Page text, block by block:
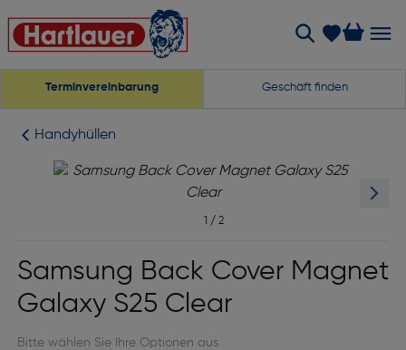
Terminvereinbarung Geschäft finden
Handyhüllen
1 / 2
Samsung Back Cover Magnet
Galaxy S25 Clear
Bitte wählen Sie Ihre Optionen aus